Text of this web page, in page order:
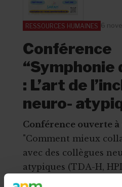
RESSOURCES HUMAINES 6
Conférence
: L’art de
neuro-
Conférence ouverte à
"Comment mieux
avec des collègues
atypiques (TDA-H,
Animée par Sylvie